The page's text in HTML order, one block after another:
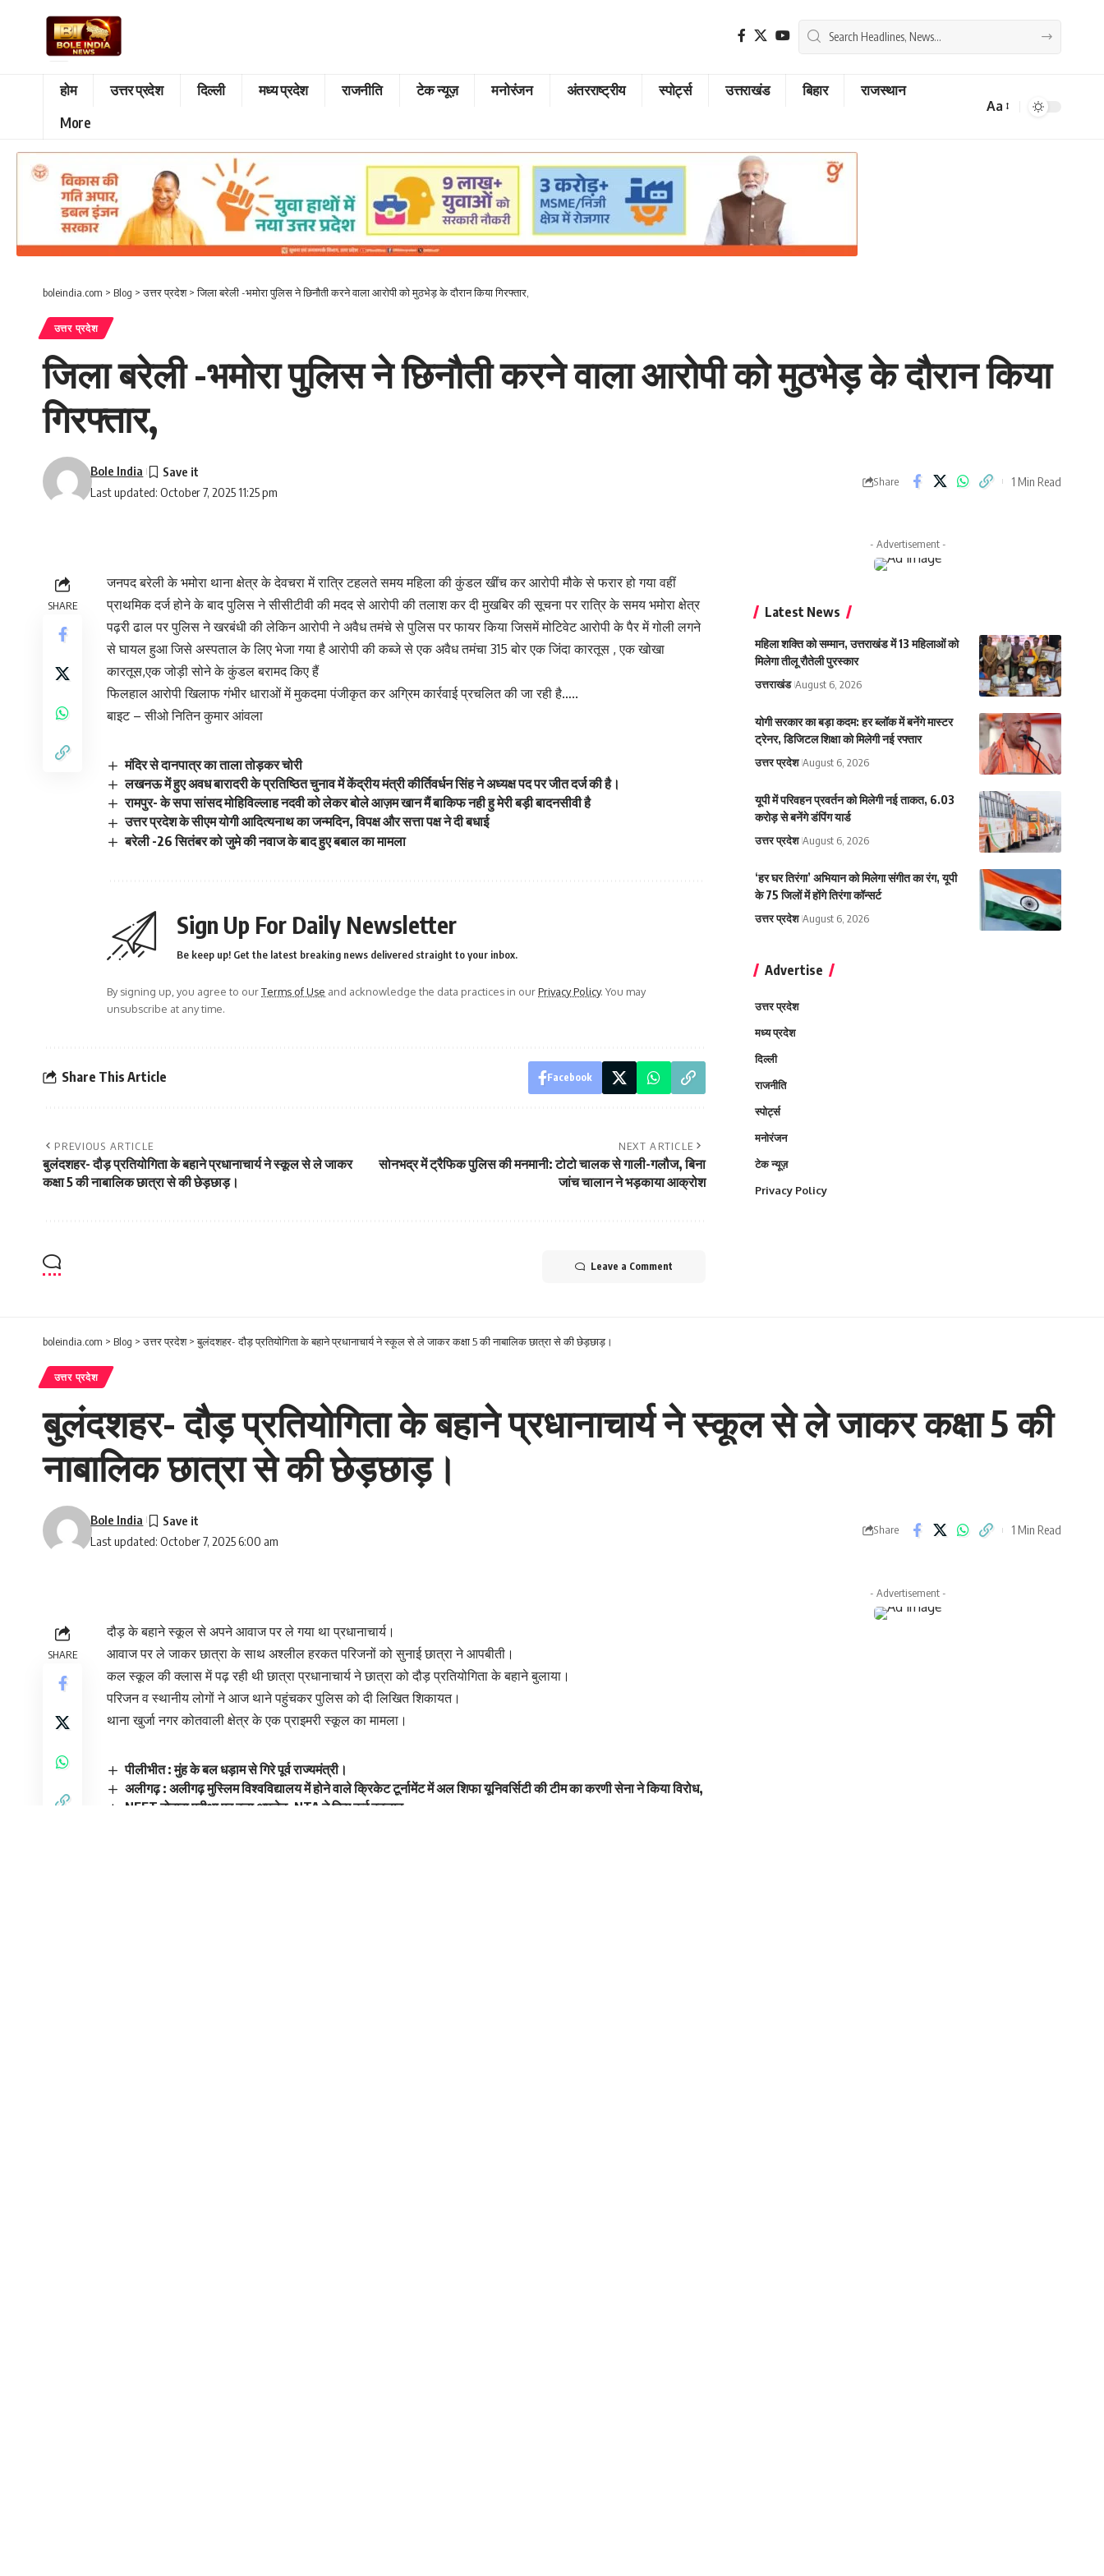
होम उत्तर प्रदेश दिल्ली मध्य प्रदेश राजनीति टेक न्यूज़ मनोरंजन अंतरराष्ट्रीय स्पोर्ट्स उत्तराखंड बिहार
राजस्थान
More
Font
Aa
boleindia.com > Blog >उत्तर प्रदेश>जिला बरेली -भमोरा पुलिस ने छिनौती करने वाला आरोपी को मुठभेड़ के दौरान किया गिरफ्तार,
उत्तर प्रदेश
जिला बरेली -भमोरा पुलिस ने छिनौती करने वाला आरोपी को मुठभेड़ के दौरान किया
गिरफ्तार,
Last updated: October 7, 2025 11:25 pm
Bole India
Share 1 Min Read
SHARE
जनपद बरेली के भमोरा थाना क्षेत्र के देवचरा में रात्रि टहलते समय महिला की कुंडल खींच कर आरोपी मौके से फरार हो गया वहीं
प्राथमिक दर्ज होने के बाद पुलिस ने सीसीटीवी की मदद से आरोपी की तलाश कर दी मुखबिर की सूचना पर रात्रि के समय भमोरा क्षेत्र
पढ़री ढाल पर पुलिस ने खरबंधी की लेकिन आरोपी ने अवैध तमंचे से पुलिस पर फायर किया जिसमें मोटिवेट आरोपी के पैर में गोली लगने
से घायल हुआ जिसे अस्पताल के लिए भेजा गया है आरोपी की कब्जे से एक अवैध तमंचा 315 बोर एक जिंदा कारतूस , एक खोखा
कारतूस,एक जोड़ी सोने के कुंडल बरामद किए हैं
फिलहाल आरोपी खिलाफ गंभीर धाराओं में मुकदमा पंजीकृत कर अग्रिम कार्रवाई प्रचलित की जा रही है…..
बाइट – सीओ नितिन कुमार आंवला
मंदिर से दानपात्र का ताला तोड़कर चोरी
लखनऊ में हुए अवध बारादरी के प्रतिष्ठित चुनाव में केंद्रीय मंत्री कीर्तिवर्धन सिंह ने अध्यक्ष पद पर जीत दर्ज की है।
रामपुर- के सपा सांसद मोहिविल्लाह नदवी को लेकर बोले आज़म खान मैं बाकिफ नही हु मेरी बड़ी बादनसीवी है
उत्तर प्रदेश के सीएम योगी आदित्यनाथ का जन्मदिन, विपक्ष और सत्ता पक्ष ने दी बधाई
बरेली -26 सितंबर को जुमे की नवाज के बाद हुए बबाल का मामला
Sign Up For Daily Newsletter
Be keep up! Get the latest breaking news delivered straight to your inbox.
By signing up, you agree to ourTerms of Use and acknowledge the data practices in ourPrivacy Policy. You may
unsubscribe at any time.
Share This Article Facebook
PREVIOUS ARTICLE
बुलंदशहर- दौड़ प्रतियोगिता के बहाने प्रधानाचार्य ने स्कूल से ले जाकर
कक्षा 5 की नाबालिक छात्रा से की छेड़छाड़।
NEXT ARTICLE
सोनभद्र में ट्रैफिक पुलिस की मनमानी: टोटो चालक से गाली-गलौज, बिना
जांच चालान ने भड़काया आक्रोश
Leave a Comment
- Advertisement -
Latest News
महिला शक्ति को सम्मान, उत्तराखंड में 13 महिलाओं को
मिलेगा तीलू रौतेली पुरस्कार
उत्तराखंड August 6, 2026
योगी सरकार का बड़ा कदम: हर ब्लॉक में बनेंगे मास्टर
ट्रेनर, डिजिटल शिक्षा को मिलेगी नई रफ्तार
उत्तर प्रदेश August 6, 2026
यूपी में परिवहन प्रवर्तन को मिलेगी नई ताकत, 6.03
करोड़ से बनेंगे डंपिंग यार्ड
उत्तर प्रदेश August 6, 2026
‘हर घर तिरंगा’ अभियान को मिलेगा संगीत का रंग, यूपी
के 75 जिलों में होंगे तिरंगा कॉन्सर्ट
उत्तर प्रदेश August 6, 2026
Advertise
उत्तर प्रदेश
मध्य प्रदेश
दिल्ली
राजनीति
स्पोर्ट्स
मनोरंजन
टेक न्यूज़
Privacy Policy
boleindia.com > Blog >उत्तर प्रदेश>बुलंदशहर- दौड़ प्रतियोगिता के बहाने प्रधानाचार्य ने स्कूल से ले जाकर कक्षा 5 की नाबालिक छात्रा से की छेड़छाड़।
उत्तर प्रदेश
बुलंदशहर- दौड़ प्रतियोगिता के बहाने प्रधानाचार्य ने स्कूल से ले जाकर कक्षा 5 की
नाबालिक छात्रा से की छेड़छाड़।
Last updated: October 7, 2025 6:00 am
Bole India
Share 1 Min Read
SHARE
दौड़ के बहाने स्कूल से अपने आवाज पर ले गया था प्रधानाचार्य।
आवाज पर ले जाकर छात्रा के साथ अश्लील हरकत परिजनों को सुनाई छात्रा ने आपबीती।
कल स्कूल की क्लास में पढ़ रही थी छात्रा प्रधानाचार्य ने छात्रा को दौड़ प्रतियोगिता के बहाने बुलाया।
परिजन व स्थानीय लोगों ने आज थाने पहुंचकर पुलिस को दी लिखित शिकायत।
थाना खुर्जा नगर कोतवाली क्षेत्र के एक प्राइमरी स्कूल का मामला।
पीलीभीत : मुंह के बल धड़ाम से गिरे पूर्व राज्यमंत्री।
अलीगढ़ : अलीगढ़ मुस्लिम विश्वविद्यालय में होने वाले क्रिकेट टूर्नामेंट में अल शिफा यूनिवर्सिटी की टीम का करणी सेना ने किया विरोध,
NEET दोबारा परीक्षा पर बड़ा अपडेट, NTA ने किए कई बदलाव
- Advertisement -